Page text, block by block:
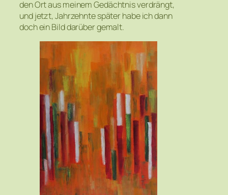
den Ort aus meinem Gedächtnis verdrängt,
und jetzt, Jahrzehnte später habe ich dann
doch ein Bild darüber gemalt.